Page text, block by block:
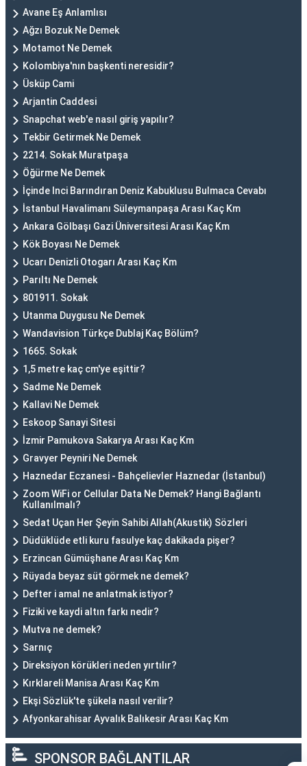
Avane Eş Anlamlısı
Ağzı Bozuk Ne Demek
Motamot Ne Demek
Kolombiya'nın başkenti neresidir?
Üsküp Cami
Arjantin Caddesi
Snapchat web'e nasıl giriş yapılır?
Tekbir Getirmek Ne Demek
2214. Sokak Muratpaşa
Öğürme Ne Demek
İçinde Inci Barındıran Deniz Kabuklusu Bulmaca Cevabı
İstanbul Havalimanı Süleymanpaşa Arası Kaç Km
Ankara Gölbaşı Gazi Üniversitesi Arası Kaç Km
Kök Boyası Ne Demek
Ucarı Denizli Otogarı Arası Kaç Km
Parıltı Ne Demek
801911. Sokak
Utanma Duygusu Ne Demek
Wandavision Türkçe Dublaj Kaç Bölüm?
1665. Sokak
1,5 metre kaç cm'ye eşittir?
Sadme Ne Demek
Kallavi Ne Demek
Eskoop Sanayi Sitesi
İzmir Pamukova Sakarya Arası Kaç Km
Gravyer Peyniri Ne Demek
Haznedar Eczanesi - Bahçelievler Haznedar (İstanbul)
Zoom WiFi or Cellular Data Ne Demek? Hangi Bağlantı
Kullanılmalı?
Sedat Uçan Her Şeyin Sahibi Allah(Akustik) Sözleri
Düdüklüde etli kuru fasulye kaç dakikada pişer?
Erzincan Gümüşhane Arası Kaç Km
Rüyada beyaz süt görmek ne demek?
Defter i amal ne anlatmak istiyor?
Fiziki ve kaydi altın farkı nedir?
Mutva ne demek?
Sarnıç
Direksiyon körükleri neden yırtılır?
Kırklareli Manisa Arası Kaç Km
Ekşi Sözlük'te şükela nasıl verilir?
Afyonkarahisar Ayvalık Balıkesir Arası Kaç Km
SPONSOR BAĞLANTILAR